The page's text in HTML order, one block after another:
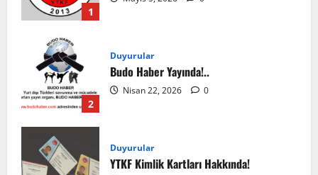
1
2
Duyurular
Budo Haber Yayında!..
Nisan 22, 2026 0
Duyurular
YTKF Kimlik Kartları Hakkında!